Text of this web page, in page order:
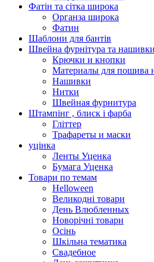
Фатін та сітка широка
Органза широка
Фатин
Шаблони для бантів
Швейна фурнітура та нашивки
Крючки и кнопки
Материалы для пошива
Нашивки
Нитки
Швейная фурнитура
Штампінг , блиск і фарба
Гліттер
Трафареты и маски
уцінка
Ленты Уценка
Бумага Уценка
Товари по темам
Helloween
Великодні товари
День Влюбленных
Новорічні товари
Осінь
Шкільна тематика
Свадебное